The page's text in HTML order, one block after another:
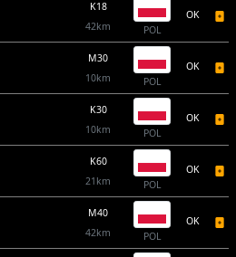
K18
42km
POL
OK
M30
10km
POL
OK
K30
10km
POL
OK
K60
21km
POL
OK
M40
42km
POL
OK